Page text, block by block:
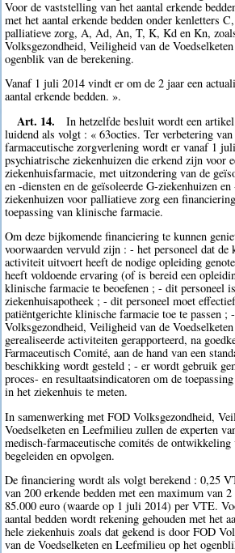
Voor de vaststelling van het aantal erkende
met het aantal erkende bedden onder kenletters
palliatieve zorg, A, Ad, An, T, K, Kd en Kn,
Volksgezondheid, Veiligheid van de
ogenblik van de berekening.
Vanaf 1 juli 2014 vindt er om de 2 jaar een
aantal erkende bedden. ».
Art. 14.
In hetzelfde besluit wordt een
luidend als volgt : « 63octies. Ter verbetering
farmaceutische zorgverlening wordt er vanaf 1
psychiatrische ziekenhuizen die erkend zijn voor
ziekenhuisfarmacie, met uitzondering van de
en -diensten en de geïsoleerde G-ziekenhuizen
ziekenhuizen voor palliatieve zorg een
toepassing van klinische farmacie.
Om deze bijkomende financiering te kunnen
voorwaarden vervuld zijn : - het personeel dat de
activiteit uitvoert heeft de nodige opleiding
heeft voldoende ervaring (of is bereid een
klinische farmacie te beoefenen ; - dit personeel
ziekenhuisapotheek ; - dit personeel moet
patiëntgerichte klinische farmacie toe te passen ;
Volksgezondheid, Veiligheid van de
gerealiseerde activiteiten gerapporteerd, na
Farmaceutisch Comité, aan de hand van een
beschikking wordt gesteld ; - er wordt gebruik
proces- en resultaatsindicatoren om de
in het ziekenhuis te meten.
In samenwerking met FOD Volksgezondheid,
Voedselketen en Leefmilieu zullen de experten
medisch-farmaceutische comités de
begeleiden en opvolgen.
De financiering wordt als volgt berekend : 0,25
van 200 erkende bedden met een maximum van
85.000 euro (waarde op 1 juli 2014) per VTE.
aantal bedden wordt rekening gehouden met het
hele ziekenhuis zoals dat gekend is door FOD
van de Voedselketen en Leefmilieu op het